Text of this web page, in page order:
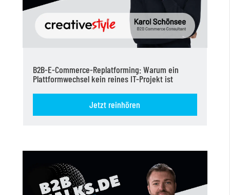
B2B-E-Commerce-Replatforming: Warum ein
Plattformwechsel kein reines IT-Projekt ist
Jetzt reinhören